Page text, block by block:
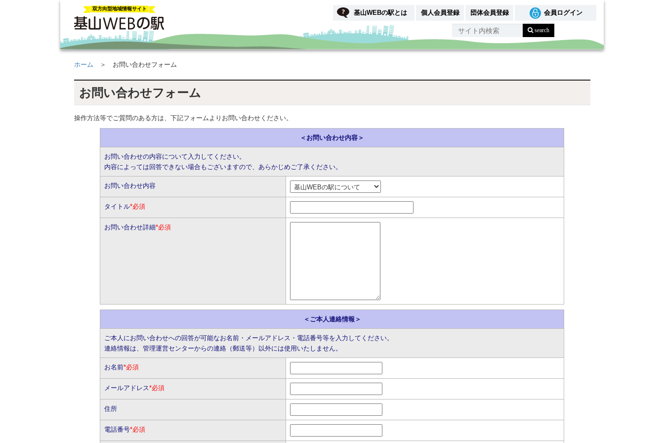
双方向型地域情報サイト
基山WEBの駅とは 個人会員登録 団体会員登録 会員ログイン
ホーム ＞ お問い合わせフォーム
お問い合わせフォーム
操作方法等でご質問のある方は、下記フォームよりお問い合わせください。
＜お問い合わせ内容＞
お問い合わせの内容について入力してください。
内容によっては回答できない場合もございますので、あらかじめご了承ください。
お問い合わせ内容
タイトル*必須
お問い合わせ詳細*必須
＜ご本人連絡情報＞
ご本人にお問い合わせへの回答が可能なお名前・メールアドレス・電話番号等を入力してください。
連絡情報は、管理運営センターからの連絡（郵送等）以外には使用いたしません。
お名前*必須
メールアドレス*必須
住所
電話番号*必須